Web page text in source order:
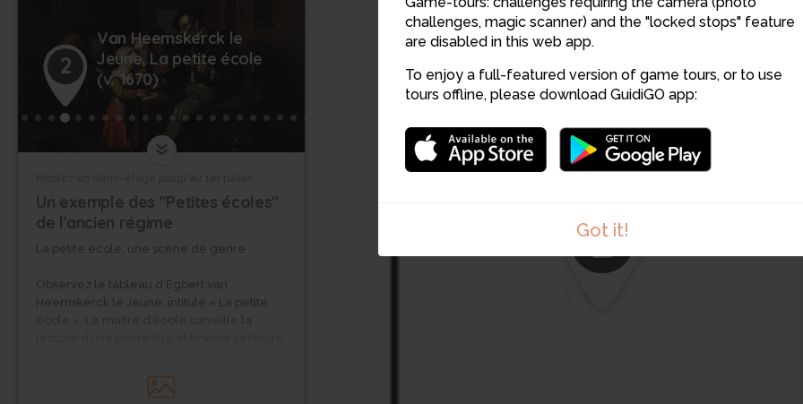
challenges, magic scanner) and the "locked stops" feature
are disabled in this web app.
To enjoy a full-featured version of game tours, or to use
tours offline, please download GuidiGO app:
Got it!
2
2
Van Heemskerck le
Jeune, La petite école
(v. 1670)
Un exemple des "Petites écoles"
de l'ancien régime
La petite école, une scène de genre
Observez le tableau d’Egbert van
Heemskerck le Jeune, intitulé « La petite
école ». Le maître d’école surveille la
De cette représentation conventionnelle
subsistent des expressions familières : «